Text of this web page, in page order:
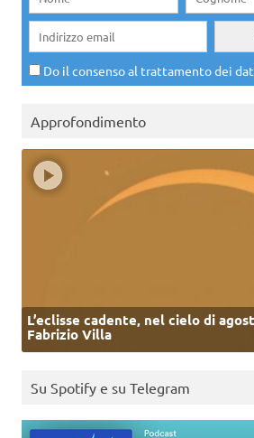
Do il consenso al trattamento dei
Approfondimento
L’eclisse cadente, nel cielo di
Fabrizio Villa
Su Spotify e su Telegram